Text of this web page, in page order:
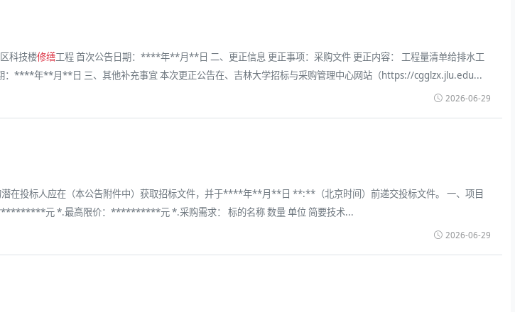
科技楼修缮工程 首次公告日期：****年**月**日 二、更正信息 更正事项：采购文件 更正内容： 工程量清单给排水工
：****年**月**日 三、其他补充事宜 本次更正公告在、吉林大学招标与采购管理中心网站（https://cgglzx.jlu.edu...
2026-06-29
潜在投标人应在（本公告附件中）获取招标文件，并于****年**月**日 **:**（北京时间）前递交投标文件。 一、项目
元 *.最高限价：**********元 *.采购需求： 标的名称 数量 单位 简要技术...
2026-06-29